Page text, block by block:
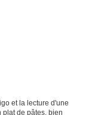
et la lecture d'une
plat de pâtes, bien